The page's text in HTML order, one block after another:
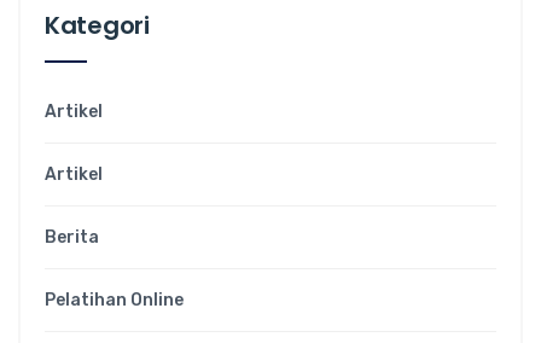
Kategori
Artikel
Artikel
Berita
Pelatihan Online